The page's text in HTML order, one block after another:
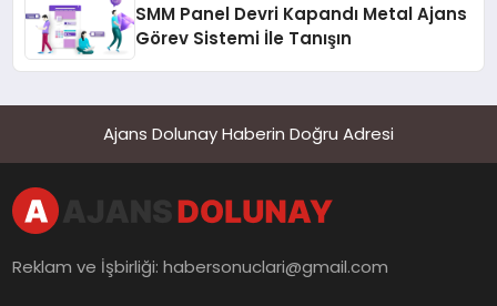
SMM Panel Devri Kapandı Metal Ajans
Görev Sistemi İle Tanışın
Ajans Dolunay Haberin Doğru Adresi
Reklam ve İşbirliği:habersonuclari@gmail.com